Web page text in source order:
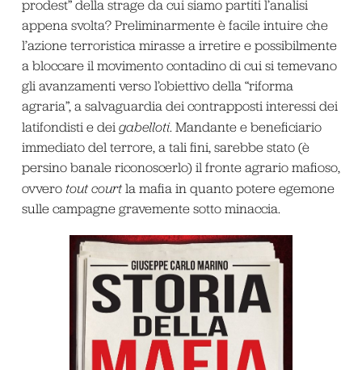
prodest” della strage da cui siamo partiti l’analisi
appena svolta? Preliminarmente è facile intuire che
l’azione terroristica mirasse a irretire e possibilmente
a bloccare il movimento contadino di cui si temevano
gli avanzamenti verso l’obiettivo della “riforma
agraria”, a salvaguardia dei contrapposti interessi dei
latifondisti e dei gabelloti. Mandante e beneficiario
immediato del terrore, a tali fini, sarebbe stato (è
persino banale riconoscerlo) il fronte agrario mafioso,
ovvero tout courtla mafia in quanto potere egemone
sulle campagne gravemente sotto minaccia.